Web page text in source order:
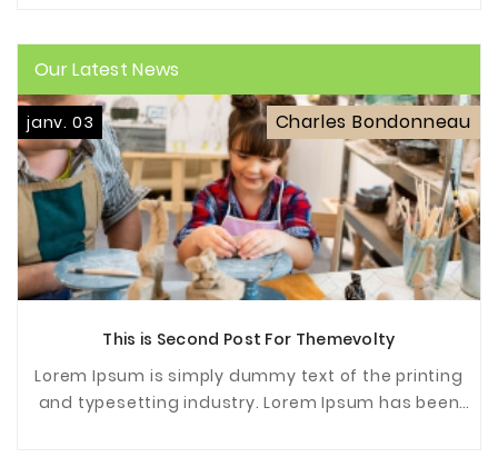
Our Latest News
janv. 03 Charles Bondonneau
This is Second Post For Themevolty
Lorem Ipsum is simply dummy text of the printing
and typesetting industry. Lorem Ipsum has been